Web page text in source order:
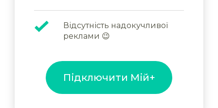
Відсутність надокучливої
реклами 😉
Підключити Мій+